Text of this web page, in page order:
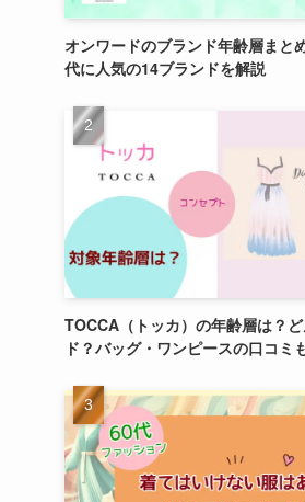
オンワードのブランド年齢層まと
代に人気の14ブランドを解説
TOCCA（トッカ）の年齢層は？
ド？バッグ・ワンピースの口コミ